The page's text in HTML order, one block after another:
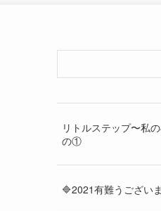
リトルステップ〜私
の①
🔷2021有難うござい